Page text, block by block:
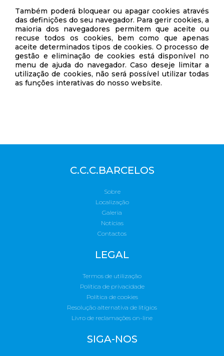
Também poderá bloquear ou apagar cookies através
das definições do seu navegador. Para gerir cookies, a
maioria dos navegadores permitem que aceite ou
recuse todos os cookies, bem como que apenas
aceite determinados tipos de cookies. O processo de
gestão e eliminação de cookies está disponível no
menu de ajuda do navegador. Caso deseje limitar a
utilização de cookies, não será possível utilizar todas
as funções interativas do nosso website.
C.C.C.BARCELOS
Sobre
Localização
Galeria
Notícias
Contactos
LEGAL
Termos de utilização
Política de privacidade
Política de cookies
Resolução alternativa de litígios
Livro de reclamações on-line
SIGA-NOS